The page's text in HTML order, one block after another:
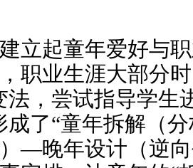
立起童年爱好与
职业生涯大部分
法，尝试指导学生
成了“童年拆解（
）—晚年设计（逆